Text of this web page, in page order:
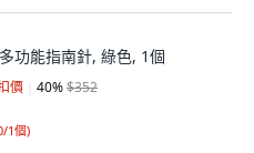
功能指南針, 綠色, 1個
價 40%$352
1個)